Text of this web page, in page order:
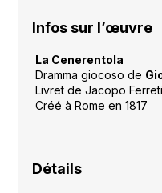
Infos sur l’œuvre
La Cenerentola
Dramma giocoso de
Livret de Jacopo
Créé à Rome en 1817
Détails